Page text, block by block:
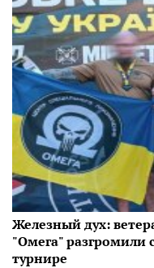
Железный дух:
"Омега" разгромили
турнире